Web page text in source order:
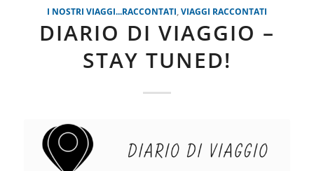
I NOSTRI VIAGGI...RACCONTATI VIAGGI RACCONTATI
DIARIO DI VIAGGIO –
STAY TUNED!